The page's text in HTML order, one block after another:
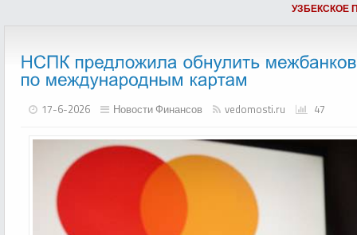
УЗБЕКСКОЕ
17-6-2026 Новости Финансов vedomosti.ru 47